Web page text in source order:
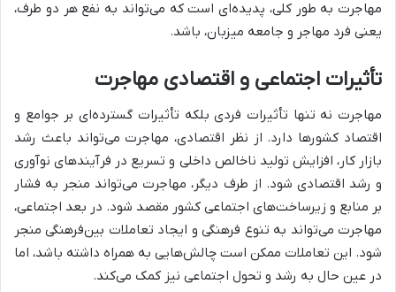
مهاجرت به طور کلی، پدیده‌ای است که می‌تواند به نفع هر دو طرف،
یعنی فرد مهاجر و جامعه میزبان، باشد.
تأثیرات اجتماعی و اقتصادی مهاجرت
مهاجرت نه تنها تأثیرات فردی بلکه تأثیرات گسترده‌ای بر جوامع و
اقتصاد کشورها دارد. از نظر اقتصادی، مهاجرت می‌تواند باعث رشد
بازار کار، افزایش تولید ناخالص داخلی و تسریع در فرآیندهای نوآوری
و رشد اقتصادی شود. از طرف دیگر، مهاجرت می‌تواند منجر به فشار
بر منابع و زیرساخت‌های اجتماعی کشور مقصد شود. در بعد اجتماعی،
مهاجرت می‌تواند به تنوع فرهنگی و ایجاد تعاملات بین‌فرهنگی منجر
شود. این تعاملات ممکن است چالش‌هایی به همراه داشته باشد، اما
در عین حال به رشد و تحول اجتماعی نیز کمک می‌کند.